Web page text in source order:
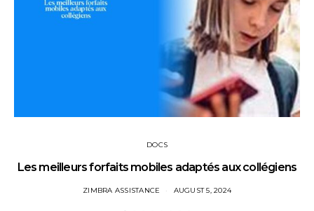
DOCS
Les meilleurs forfaits mobiles adaptés aux collégiens
ZIMBRA ASSISTANCE AUGUST 5, 2024